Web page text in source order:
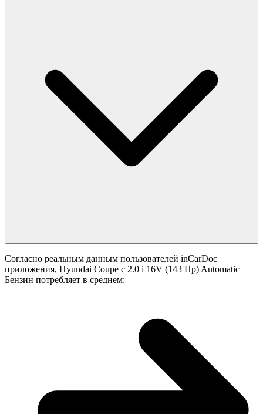
Согласно реальным данным пользователей inCarDoc
приложения, Hyundai Coupe с 2.0 i 16V (143 Hp) Automatic
Бензин потребляет в среднем: